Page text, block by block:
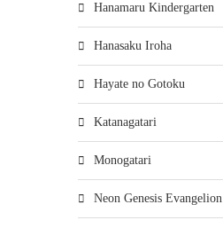
Hanamaru Kindergarten
Hanasaku Iroha
Hayate no Gotoku
Katanagatari
Monogatari
Neon Genesis Evangelion